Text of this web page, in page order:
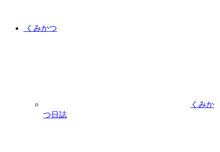
くみかつ
くみか
つ日誌